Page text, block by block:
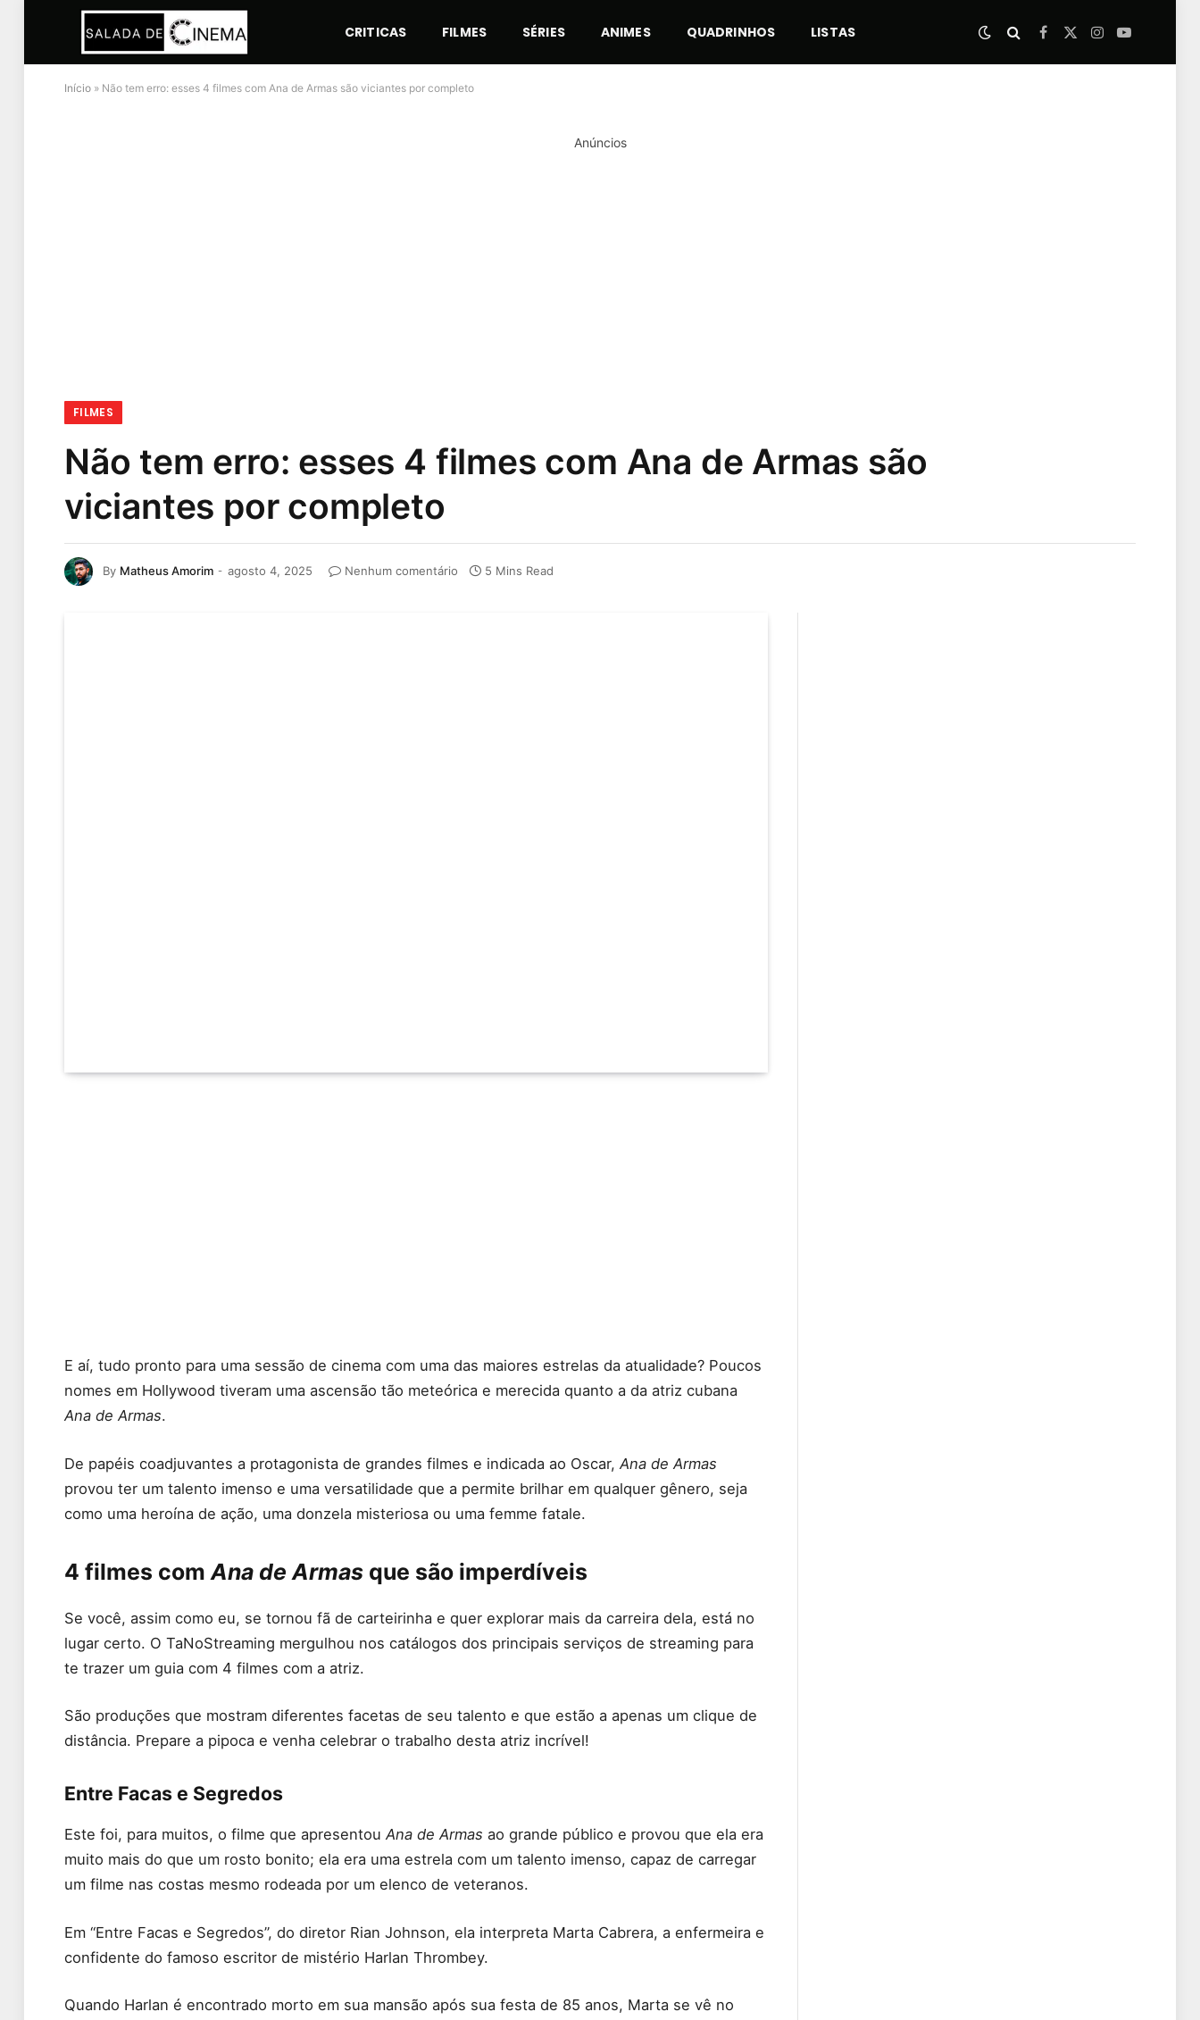
CRITICAS FILMES SÉRIES ANIMES QUADRINHOS LISTAS Facebook
X
Instagram
YouTube
Início » Não tem erro: esses 4 filmes com Ana de Armas são viciantes por completo
Anúncios
FILMES
Não tem erro: esses 4 filmes com Ana de Armas são
viciantes por completo
By Matheus Amorim agosto 4, 2025 Nenhum comentário 5 Mins Read
E aí, tudo pronto para uma sessão de cinema com uma das maiores estrelas da atualidade? Poucos
nomes em Hollywood tiveram uma ascensão tão meteórica e merecida quanto a da atriz cubana
Ana de Armas.
De papéis coadjuvantes a protagonista de grandes filmes e indicada ao Oscar, Ana de Armas
provou ter um talento imenso e uma versatilidade que a permite brilhar em qualquer gênero, seja
como uma heroína de ação, uma donzela misteriosa ou uma femme fatale.
4 filmes comAna de Armas que são imperdíveis
Se você, assim como eu, se tornou fã de carteirinha e quer explorar mais da carreira dela, está no
lugar certo. O TaNoStreaming mergulhou nos catálogos dos principais serviços de streaming para
te trazer um guia com 4 filmes com a atriz.
São produções que mostram diferentes facetas de seu talento e que estão a apenas um clique de
distância. Prepare a pipoca e venha celebrar o trabalho desta atriz incrível!
Entre Facas e Segredos
Este foi, para muitos, o filme que apresentouAna de Armas ao grande público e provou que ela era
muito mais do que um rosto bonito; ela era uma estrela com um talento imenso, capaz de carregar
um filme nas costas mesmo rodeada por um elenco de veteranos.
Em “Entre Facas e Segredos”, do diretor Rian Johnson, ela interpreta Marta Cabrera, a enfermeira e
confidente do famoso escritor de mistério Harlan Thrombey.
Quando Harlan é encontrado morto em sua mansão após sua festa de 85 anos, Marta se vê no